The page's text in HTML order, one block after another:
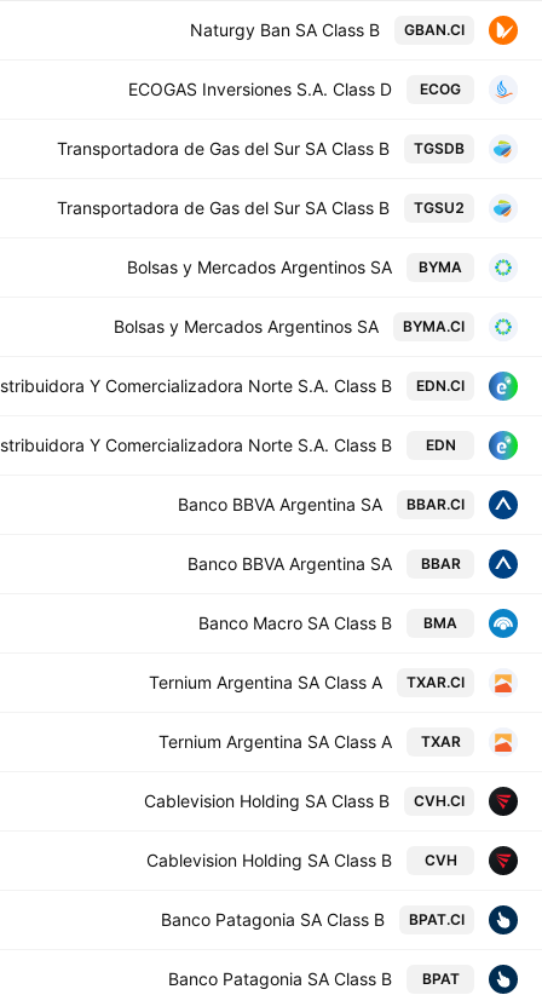
GBAN.CI
Naturgy Ban SA Class B
ECOG
ECOGAS Inversiones S.A. Class D
TGSDB
Transportadora de Gas del Sur SA Class B
TGSU2
Transportadora de Gas del Sur SA Class B
BYMA
Bolsas y Mercados Argentinos SA
BYMA.CI
Bolsas y Mercados Argentinos SA
EDN.CI
Y Comercializadora Norte S.A. Class B
EDN
Y Comercializadora Norte S.A. Class B
BBAR.CI
Banco BBVA Argentina SA
BBAR
Banco BBVA Argentina SA
BMA
Banco Macro SA Class B
TXAR.CI
Ternium Argentina SA Class A
TXAR
Ternium Argentina SA Class A
CVH.CI
Cablevision Holding SA Class B
CVH
Cablevision Holding SA Class B
BPAT.CI
Banco Patagonia SA Class B
BPAT
Banco Patagonia SA Class B